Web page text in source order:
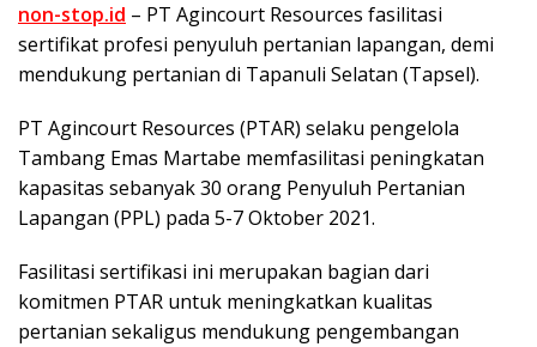
non-stop.id – PT Agincourt Resources fasilitasi
sertifikat profesi penyuluh pertanian lapangan, demi
mendukung pertanian di Tapanuli Selatan (Tapsel).
PT Agincourt Resources (PTAR) selaku pengelola
Tambang Emas Martabe memfasilitasi peningkatan
kapasitas sebanyak 30 orang Penyuluh Pertanian
Lapangan (PPL) pada 5-7 Oktober 2021.
Fasilitasi sertifikasi ini merupakan bagian dari
komitmen PTAR untuk meningkatkan kualitas
pertanian sekaligus mendukung pengembangan